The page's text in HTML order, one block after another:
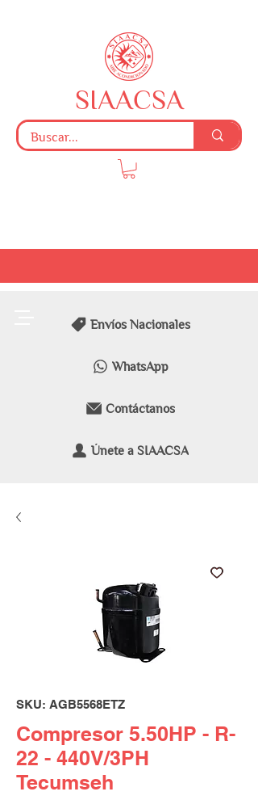
Envíos Nacionales
WhatsApp
Contáctanos
Únete a SIAACSA
SIAACSA
SKU: AGB5568ETZ
Compresor 5.50HP - R-
22 - 440V/3PH
Tecumseh